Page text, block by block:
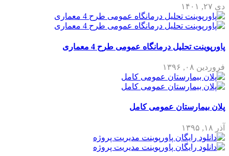
دی ۲۷, ۱۴۰۱
پاورپوینت تحلیل درمانگاه عمومی طرح 4 معماری
فروردین ۰۸, ۱۳۹۶
پلان بیمارستان عمومی کامل
آذر ۱۸, ۱۳۹۵